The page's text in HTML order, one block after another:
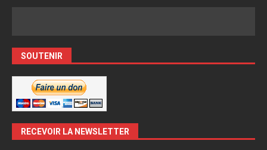
SOUTENIR
RECEVOIR LA NEWSLETTER